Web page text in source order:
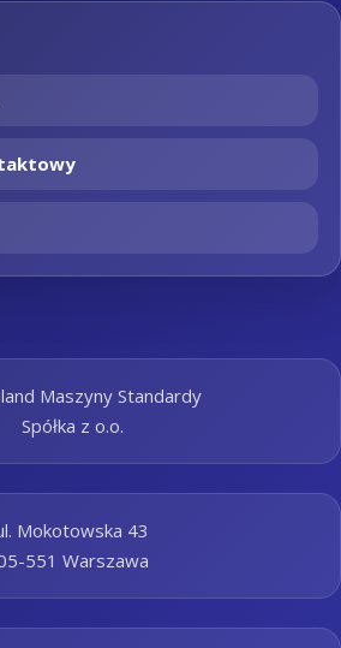
Maszyny Standardy
Spółka z o.o.
Mokotowska 43
551 Warszawa